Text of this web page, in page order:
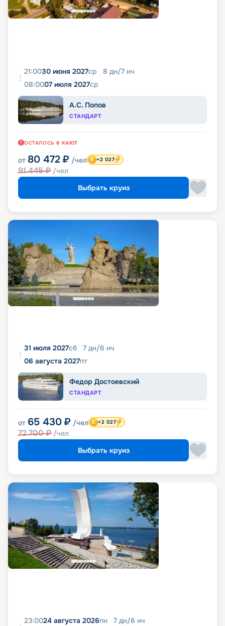
21:0030 июня 2027ср 8 дн/7 нч
08:0007 июля 2027ср
А.С. Попов
СТАНДАРТ
ОСТАЛОСЬ 6 КАЮТ
от 80 472 ₽ /чел
91 445₽ /чел
+2 027
Выбрать круиз
31 июля 2027сб 7 дн/6 нч
06 августа 2027пт
Федор Достоевский
СТАНДАРТ
от 65 430 ₽ /чел
72 700₽ /чел
+2 027
Выбрать круиз
23:0024 августа 2026пн 7 дн/6 нч